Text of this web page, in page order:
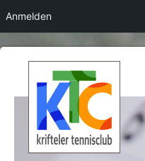
Anmelden